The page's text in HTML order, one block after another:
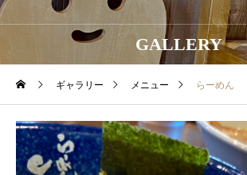
GALLERY
ギャラリー メニュー らーめん